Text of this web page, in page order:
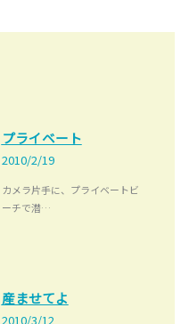
プライベート
2010/2/19
カメラ片手に、プライベートビ
ーチで潜…
産ませてよ
2010/3/12